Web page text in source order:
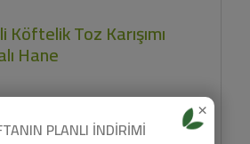
Toz Karışımı
Hane
Köftelik Toz Karışımı Nedir? .
×
PLANLI İNDİRİMİ